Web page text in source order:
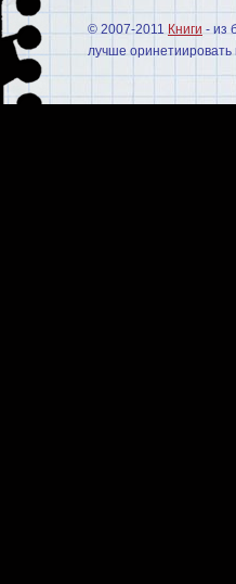
© 2007-2011 Книги - из
лучше оринетиировать